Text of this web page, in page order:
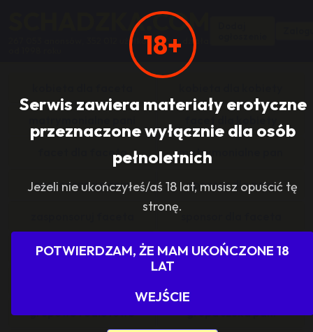
18+
Serwis zawiera materiały erotyczne
przeznaczone wyłącznie dla osób
pełnoletnich
Jeżeli nie ukończyłeś/aś 18 lat, musisz opuścić tę
stronę.
POTWIERDZAM, ŻE MAM UKOŃCZONE 18
LAT
WEJŚCIE
SCHADZKA.COM
267 053 anonsów, 352 012 użytkowników, działa
facet dla faceta matrymonialne pan
zasponsoruj panią sponsor dla pani
sponsoring grupy agencje towarzyskie
grupowo i odlotowo grupa szuka pani